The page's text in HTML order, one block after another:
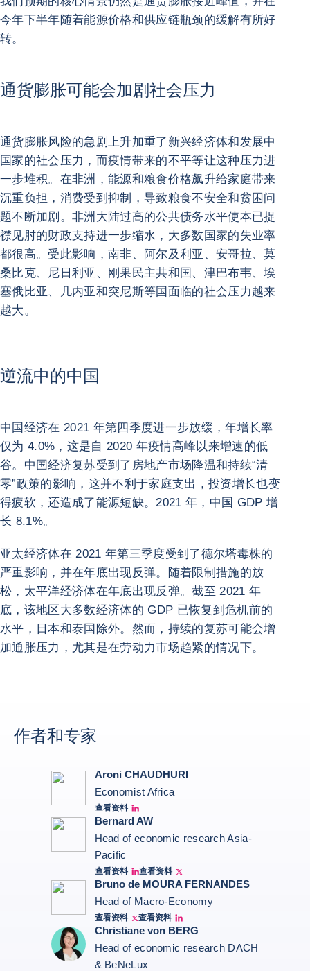
今年下半年随着能源价格和供应链瓶颈的缓解有所好
转。
通货膨胀可能会加剧社会压力
通货膨胀风险的急剧上升加重了新兴经济体和发展中
国家的社会压力，而疫情带来的不平等让这种压力进
一步堆积。在非洲，能源和粮食价格飙升给家庭带来
沉重负担，消费受到抑制，导致粮食不安全和贫困问
题不断加剧。非洲大陆过高的公共债务水平使本已捉
襟见肘的财政支持进一步缩水，大多数国家的失业率
都很高。受此影响，南非、阿尔及利亚、安哥拉、莫
桑比克、尼日利亚、刚果民主共和国、津巴布韦、埃
塞俄比亚、几内亚和突尼斯等国面临的社会压力越来
越大。
逆流中的中国
中国经济在 2021 年第四季度进一步放缓，年增长率
仅为 4.0%，这是自 2020 年疫情高峰以来增速的低
谷。中国经济复苏受到了房地产市场降温和持续“清
零”政策的影响，这并不利于家庭支出，投资增长也变
得疲软，还造成了能源短缺。2021 年，中国 GDP 增
长 8.1%。
亚太经济体在 2021 年第三季度受到了德尔塔毒株的
严重影响，并在年底出现反弹。随着限制措施的放
松，太平洋经济体在年底出现反弹。截至 2021 年
底，该地区大多数经济体的 GDP 已恢复到危机前的
水平，日本和泰国除外。然而，持续的复苏可能会增
加通胀压力，尤其是在劳动力市场趋紧的情况下。
作者和专家
Aroni CHAUDHURI
Economist Africa
查看资料
Aroni Linkedin
Bernard AW
Head of economic research Asia-
Pacific
查看资料
Bernard Aw Linkedin
查看资料
Bernard Aw Twitter
Bruno de MOURA FERNANDES
Head of Macro-Economy
查看资料
Twitter Bruno Fernandes
查看资料
Bruno de Moura Fernandes linkedin
Christiane von BERG
Head of economic research DACH
& BeNeLux